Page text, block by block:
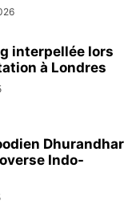
interpellée lors
à Londres
Dhurandhar
Indo-